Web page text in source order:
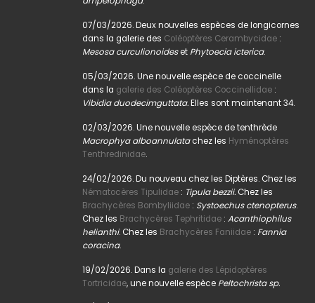
07/03/2026. Deux nouvelles espèces de longicornes
dans la galerie des Coléoptères Cerambycidae :
Mesosa curculionoideset Phytoecia icterica.
05/03/2026. Une nouvelle espèce de coccinelle
dans la galerie des Coléoptères Coccinellidae :
Vibidia duodecimguttata.Elles sont maintenant 34.
02/03/2026. Une nouvelle espèce de tenthrède
Macrophya alboannulatachez les Hyménoptères
Tenthredinidae.
24/02/2026. Du nouveau chez les Diptères. Chez les
Nématocères Tipulidae : Tipula bezzii. Chez les
Brachycères Bombyliidae : Systoechus ctenopterus.
Chez les Brachycères Tephritidae : Acanthiophilus
helianthi. Chez les Brachycères Faniidae : Fannia
coracina.
19/02/2026. Dans la galerie des Lépidoptères
Tortricidae, une nouvelle espèce Peltochrista sp.